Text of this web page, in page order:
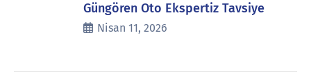
Güngören Oto Ekspertiz Tavsiye
Nisan 11, 2026